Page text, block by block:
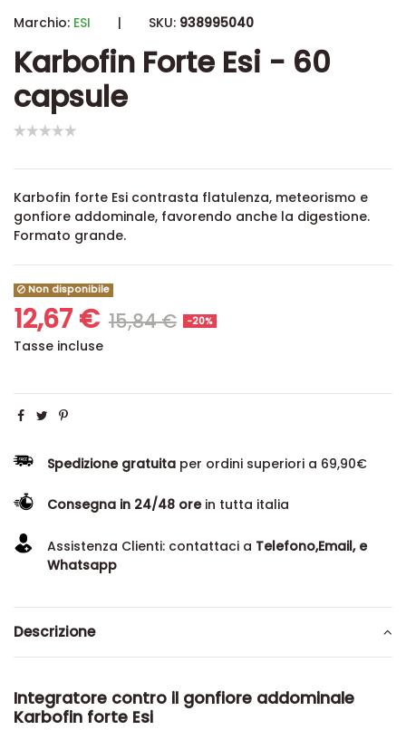
Marchio: ESI | SKU: 938995040
Karbofin Forte Esi - 60
capsule
Karbofin forte Esi contrasta flatulenza, meteorismo e
gonfiore addominale, favorendo anche la digestione.
Formato grande.
Non disponibile
12,67 € 15,84 € -20%
Tasse incluse
Spedizione gratuita per ordini superiori a 69,90€
Consegna in 24/48 orein tutta italia
Assistenza Clienti: contattaci a Telefono,Email, e
Whatsapp
Descrizione
Integratore contro il gonfiore addominale
Karbofin forte Esi